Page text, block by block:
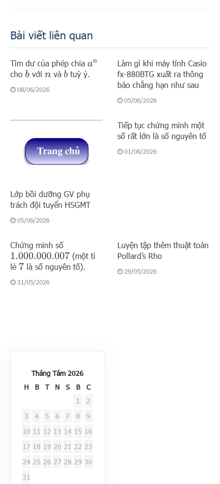
Bài viết liên quan
Tìm dư của phép chiaan
chob vớinvà b tuỳ ý.
08/06/2026
Làm gì khi máy tính Casio
fx-880BTG xuất ra thông
báo chẳng hạn như sau
05/06/2026
Lớp bồi dưỡng GV phụ
trách đội tuyển HSGMT
05/06/2026
Tiếp tục chứng minh một
số rất lớn là số nguyên tố
01/06/2026
Chứng minh số
1.000.000.007
(một tỉ
lẻ 7là số nguyên tố).
31/05/2026
Luyện tập thêm thuật toán
Pollard’s Rho
29/05/2026
Tháng Tám 2026
H
B T N S B
C
1
2
3
4 5 6 7 8
9
10 11 12 13 14 15 16
17 18 19 20 21 22 23
24 25 26 27 28 29 30
31